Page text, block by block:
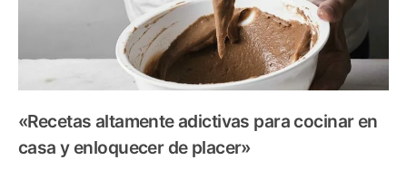
«Recetas altamente adictivas para cocinar en
casay enloquecer de placer»